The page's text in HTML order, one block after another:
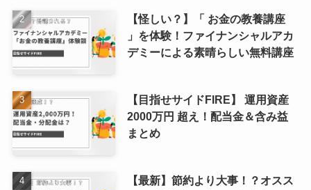
【怪しい？】「 お金の教養講座
」を体験！ファイナンシャルアカ
デミーによる素晴らしい無料講座
【目指せサイドFIRE】 運用資産
2000万円 超え！配当金＆含み益
まとめ
【最新】節約より大事！？オスス